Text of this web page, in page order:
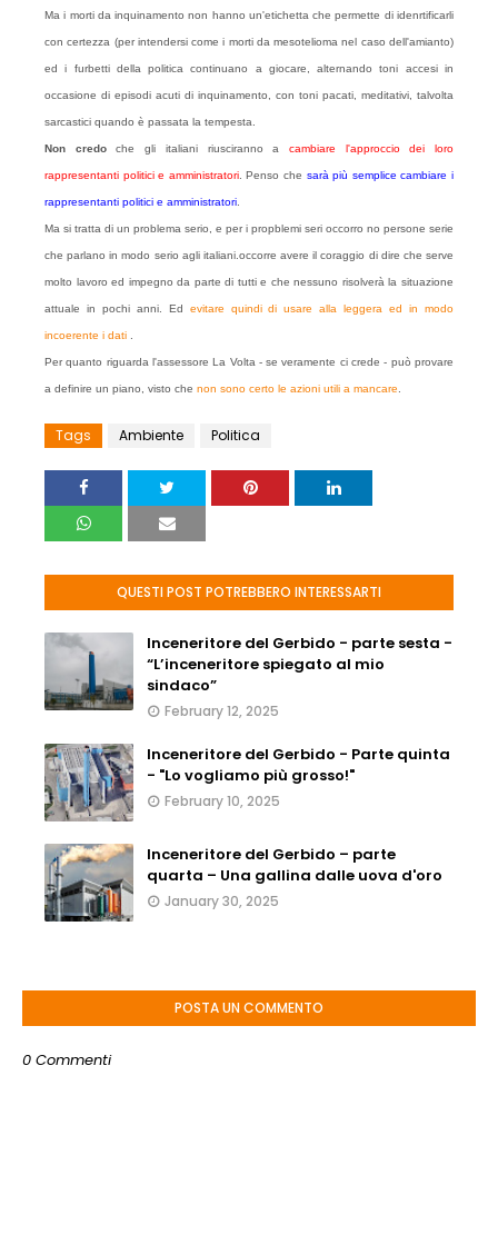
Ma i morti da inquinamento non hanno un'etichetta che permette di idenrtificarli
con certezza (per intendersi come i morti da mesotelioma nel caso dell'amianto)
ed i furbetti della politica continuano a giocare, alternando toni accesi in
occasione di episodi acuti di inquinamento, con toni pacati, meditativi, talvolta
sarcastici quando è passata la tempesta.
Non credoche gli italiani riusciranno a cambiare l'approccio dei loro
rappresentanti politici e amministratori.Penso che sarà più semplice cambiare i
rappresentanti politici e amministratori
Ma si tratta di un problema serio, e per i propblemi seri occorro no persone serie
che parlano in modo serio agli italiani.occorre avere il coraggio di dire che serve
molto lavoro ed impegno da parte di tutti e che nessuno risolverà la situazione
attuale in pochi anni. Ed evitare quindi di usare alla leggera ed in modo
incoerente i dati
Per quanto riguarda l'assessore La Volta - se veramente ci crede - può provare
a definire un piano, visto che non sono certo le azioni utili a mancare
Tags Ambiente Politica
QUESTI POST POTREBBERO INTERESSARTI
Inceneritore del Gerbido - parte sesta -
“L’inceneritore spiegato al mio
sindaco”
February 12, 2025
Inceneritore del Gerbido - Parte quinta
- "Lo vogliamo più grosso!"
February 10, 2025
Inceneritore del Gerbido – parte
quarta – Una gallina dalle uova d'oro
January 30, 2025
POSTA UN COMMENTO
0 Commenti